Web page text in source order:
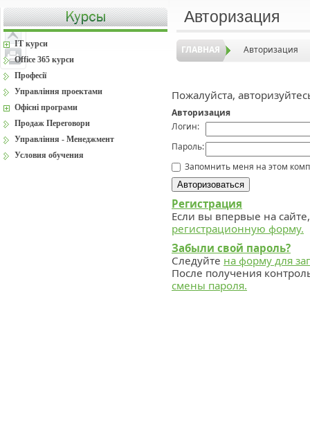
Авторизация
ГЛАВНАЯ Авторизация
Пожалуйста,
Авторизация
Логин:
Пароль:
Запомнить меня на этом
Регистрация
Если вы впервые на
регистрационную форму.
Забыли свой пароль?
Следуйте на форму для
После получения
смены пароля.
IT курси
Office 365 курси
Професії
Управління проектами
Офісні програми
Продаж Переговори
Управління - Менеджмент
Условия обучения